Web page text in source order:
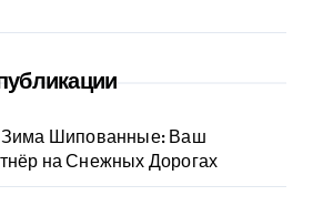
Шипованные: Ваш
на Снежных Дорогах